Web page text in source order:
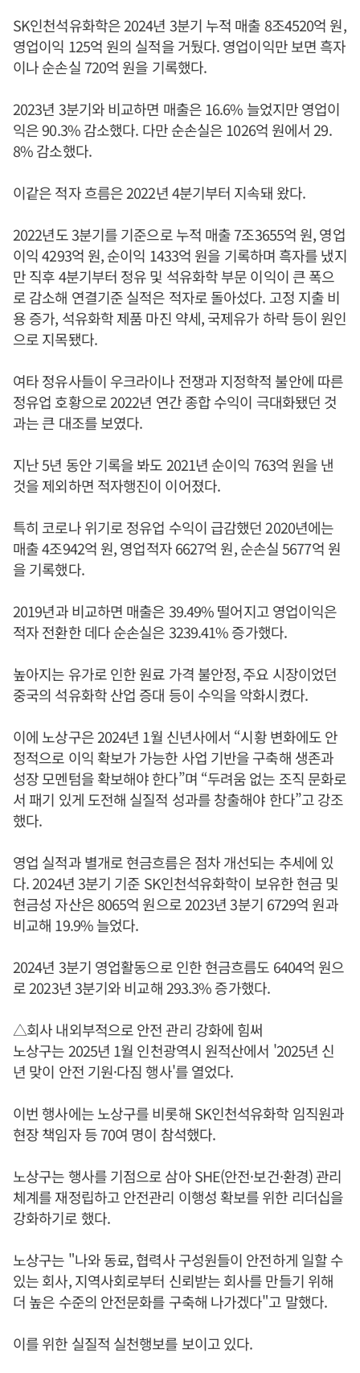
SK인천석유화학은 2024년 3분기 누적 매출 8조4520억 원,
영업이익 125억 원의 실적을 거뒀다. 영업이익만 보면 흑자
이나 순손실 720억 원을 기록했다.
2023년 3분기와 비교하면 매출은 16.6% 늘었지만 영업이
익은 90.3% 감소했다. 다만 순손실은 1026억 원에서 29.
8% 감소했다.
이같은 적자 흐름은 2022년 4분기부터 지속돼 왔다.
2022년도 3분기를 기준으로 누적 매출 7조3655억 원, 영업
이익 4293억 원, 순이익 1433억 원을 기록하며 흑자를 냈지
만 직후 4분기부터 정유 및 석유화학 부문 이익이 큰 폭으
로 감소해 연결기준 실적은 적자로 돌아섰다. 고정 지출 비
용 증가, 석유화학 제품 마진 약세, 국제유가 하락 등이 원인
으로 지목됐다.
여타 정유사들이 우크라이나 전쟁과 지정학적 불안에 따른
정유업 호황으로 2022년 연간 종합 수익이 극대화됐던 것
과는 큰 대조를 보였다.
지난 5년 동안 기록을 봐도 2021년 순이익 763억 원을 낸
것을 제외하면 적자행진이 이어졌다.
특히 코로나 위기로 정유업 수익이 급감했던 2020년에는
매출 4조942억 원, 영업적자 6627억 원, 순손실 5677억 원
을 기록했다.
2019년과 비교하면 매출은 39.49% 떨어지고 영업이익은
적자 전환한 데다 순손실은 3239.41% 증가했다.
높아지는 유가로 인한 원료 가격 불안정, 주요 시장이었던
중국의 석유화학 산업 증대 등이 수익을 악화시켰다.
이에 노상구은 2024년 1월 신년사에서 “시황 변화에도 안
정적으로 이익 확보가 가능한 사업 기반을 구축해 생존과
성장 모멘텀을 확보해야 한다”며 “두려움 없는 조직 문화로
서 패기 있게 도전해 실질적 성과를 창출해야 한다”고 강조
했다.
영업 실적과 별개로 현금흐름은 점차 개선되는 추세에 있
다. 2024년 3분기 기준 SK인천석유화학이 보유한 현금 및
현금성 자산은 8065억 원으로 2023년 3분기 6729억 원과
비교해 19.9% 늘었다.
2024년 3분기 영업활동으로 인한 현금흐름도 6404억 원으
로 2023년 3분기와 비교해 293.3% 증가했다.
△회사 내외부적으로 안전 관리 강화에 힘써
노상구는 2025년 1월 인천광역시 원적산에서 '2025년 신
년 맞이 안전 기원·다짐 행사'를 열었다.
이번 행사에는 노상구를 비롯해 SK인천석유화학 임직원과
현장 책임자 등 70여 명이 참석했다.
노상구는 행사를 기점으로 삼아 SHE(안전·보건·환경) 관리
체계를 재정립하고 안전관리 이행성 확보를 위한 리더십을
강화하기로 했다.
노상구는 "나와 동료, 협력사 구성원들이 안전하게 일할 수
있는 회사, 지역사회로부터 신뢰받는 회사를 만들기 위해
더 높은 수준의 안전문화를 구축해 나가겠다"고 말했다.
이를 위한 실질적 실천행보를 보이고 있다.